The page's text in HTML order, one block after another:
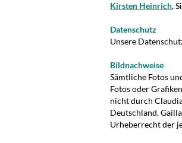
Kirsten Heinrich,
Datenschutz
Unsere
Bildnachweise
Sämtliche Fotos
Fotos oder
nicht durch
Deutschland,
Urheberrecht der